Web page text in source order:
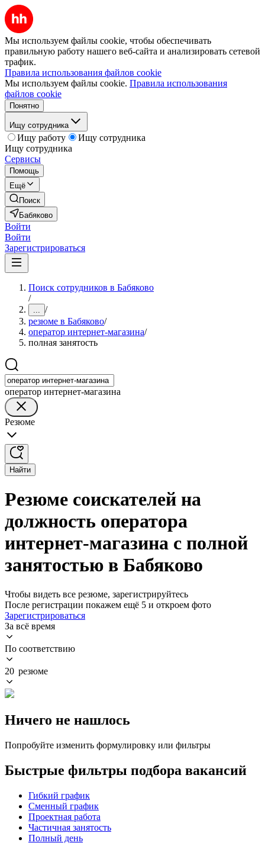
Мы используем файлы cookie, чтобы обеспечивать
правильную работу нашего веб-сайта и анализировать сетевой
трафик.
Правила использования файлов cookie
Мы используем файлы cookie. Правила использования
файлов cookie
Понятно
Ищу сотрудника
Ищу работу
Ищу сотрудника
Ищу сотрудника
Сервисы
Помощь
Ещё
Поиск
Бабяково
Войти
Войти
Зарегистрироваться
Поиск сотрудников в Бабяково
/
... /
резюме в Бабяково/
оператор интернет-магазина/
полная занятость
оператор интернет-магазина
Резюме
Найти
Резюме соискателей на
должность оператора
интернет-магазина с полной
занятостью в Бабяково
Чтобы видеть все резюме, зарегистрируйтесь
После регистрации покажем ещё 5 и откроем фото
Зарегистрироваться
За всё время
По соответствию
20 резюме
Ничего не нашлось
Попробуйте изменить формулировку или фильтры
Быстрые фильтры подбора вакансий
Гибкий график
Сменный график
Проектная работа
Частичная занятость
Полный день